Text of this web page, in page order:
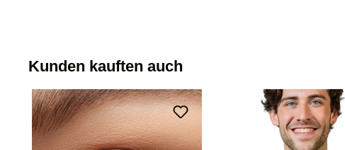
Kunden kauften auch